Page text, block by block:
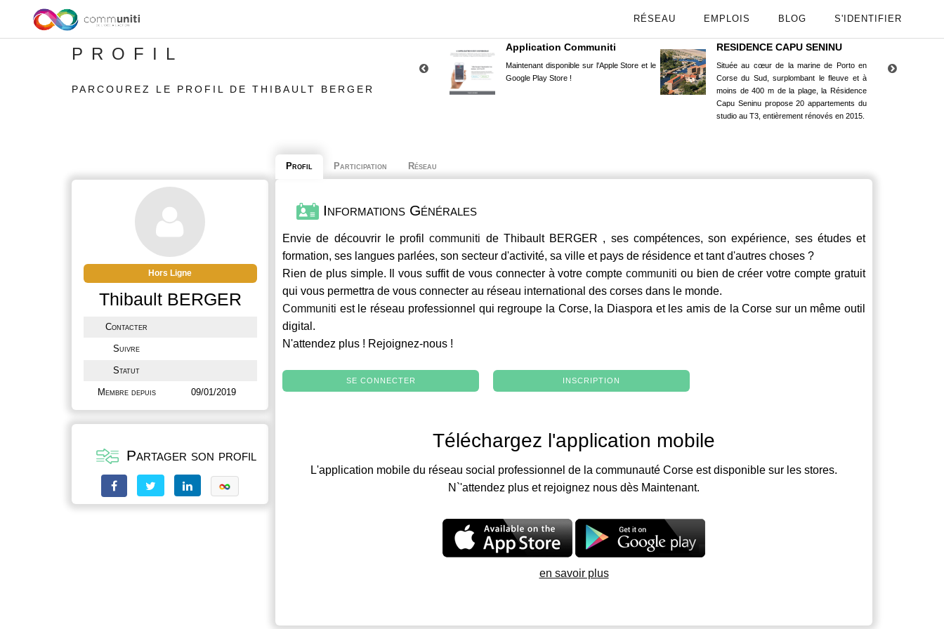
RÉSEAU EMPLOIS BLOG S'IDENTIFIER
PROFIL
PARCOUREZ LE PROFIL DE THIBAULT BERGER
Application Communiti
Maintenant disponible sur l'Apple Store et le
Google Play Store !
RESIDENCE CAPU SENINU
Située au cœur de la marine de Porto en
Corse du Sud, surplombant le fleuve et à
moins de 400 m de la plage, la Résidence
Capu Seninu propose 20 appartements du
studio au T3, entièrement rénovés en 2015.
Hors Ligne
Thibault BERGER
Contacter
Suivre
Statut
Membre depuis 09/01/2019
Partager son profil
Profil Participation Réseau
Informations Générales
Envie de découvrir le profilcommuniti de Thibault BERGER , ses compétences, son expérience, ses études et
formation, ses langues parlées, son secteur d'activité, sa ville et pays de résidence et tant d'autres choses ?
Rien de plus simple. Il vous suffit de vous connecter à votre comptecommuniti ou bien de créer votre compte gratuit
qui vous permettra de vous connecter au réseau international des corses dans le monde.
Communiti est le réseau professionnel qui regroupe la Corse, la Diaspora et les amis de la Corse sur un même outil
digital.
N'attendez plus ! Rejoignez-nous !
SE CONNECTER INSCRIPTION
Téléchargez l'application mobile
L'application mobile du réseau social professionnel de la communauté Corse est disponible sur les stores.
N`'attendez plus et rejoignez nous dès Maintenant.
en savoir plus